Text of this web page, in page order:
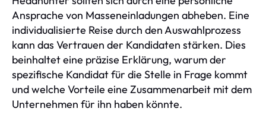
Ansprache von Masseneinladungen abheben. Eine
individualisierte Reise durch den Auswahlprozess
kann das Vertrauen der Kandidaten stärken. Dies
beinhaltet eine präzise Erklärung, warum der
spezifische Kandidat für die Stelle in Frage kommt
und welche Vorteile eine Zusammenarbeit mit dem
Unternehmen für ihn haben könnte.